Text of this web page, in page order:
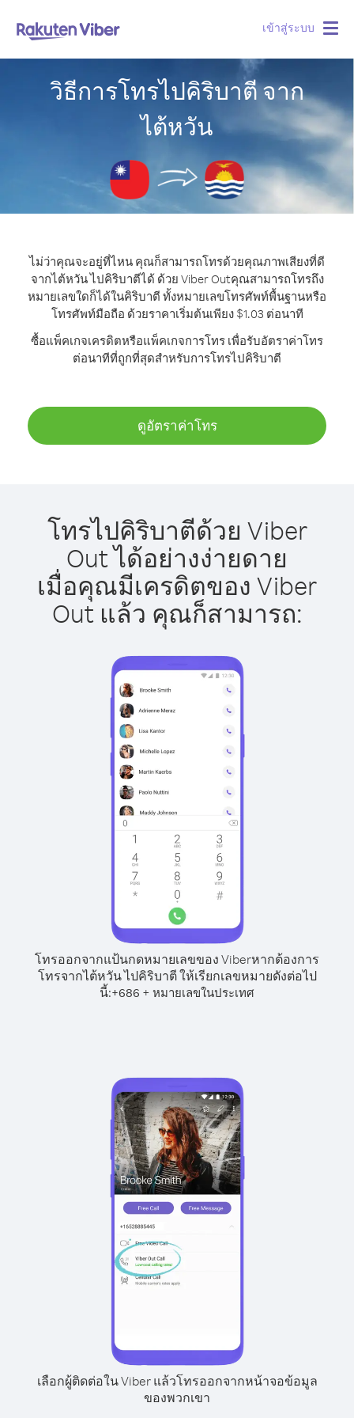
เข้าสู่ระบบ
วิธีการโทรไปคิริบาตี จาก
ไต้หวัน
ไม่ว่าคุณจะอยู่ที่ไหน คุณก็สามารถโทรด้วยคุณภาพเสียงที่ดี
จากไต้หวัน ไปคิริบาตีได้ ด้วย Viber Outคุณสามารถโทรถึง
หมายเลขใดก็ได้ในคิริบาตี ทั้งหมายเลขโทรศัพท์พื้นฐานหรือ
โทรศัพท์มือถือ ด้วยราคาเริ่มต้นเพียง $1.03 ต่อนาที
ซื้อแพ็คเกจเครดิตหรือแพ็คเกจการโทร เพื่อรับอัตราค่าโทร
ต่อนาทีที่ถูกที่สุดสำหรับการโทรไปคิริบาตี
ดูอัตราค่าโทร
โทรไปคิริบาตีด้วย Viber
Out ได้อย่างง่ายดาย
เมื่อคุณมีเครดิตของ Viber
Out แล้ว คุณก็สามารถ:
โทรออกจากแป้นกดหมายเลขของ Viberหากต้องการ
โทรจากไต้หวัน ไปคิริบาตี ให้เรียกเลขหมายดังต่อไป
นี้:+686 + หมายเลขในประเทศ
เลือกผู้ติดต่อใน Viber แล้วโทรออกจากหน้าจอข้อมูล
ของพวกเขา